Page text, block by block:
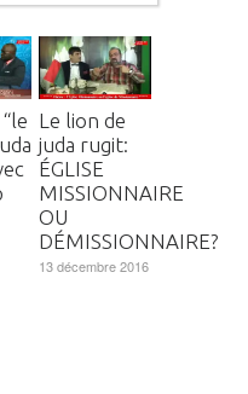
Le lion de
juda rugit:
ÉGLISE
MISSIONNAIRE
OU
DÉMISSIONNAIRE?
13 décembre 2016